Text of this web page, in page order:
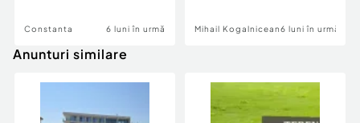
Constanta 6 luni în urmă Mihail Kogalniceanu6 luni în urmă
Anunturi similare